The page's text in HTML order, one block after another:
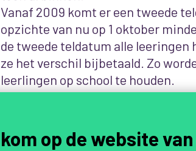
Vanaf 2009 komt er een tweede
opzichte van nu op 1 oktober
de tweede teldatum alle
ze het verschil bijbetaald. Zo
leerlingen op school te houden.
op de website